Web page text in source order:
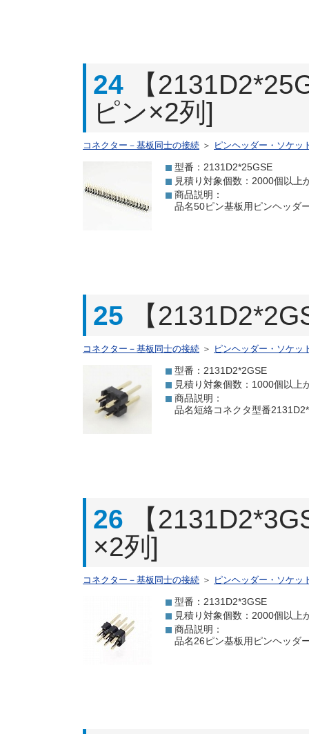
24
【
ピン×2列]
コネクター－基板同士の接続 ＞ ピンヘッダー・ソケッ
型番：2131D2*25GSE
見積り対象個数：2000個以上
商品説明：
品名50ピン基板用ピンヘッダ
25 【
コネクター－基板同士の接続 ＞ ピンヘッダー・ソケッ
型番：2131D2*2GSE
見積り対象個数：1000個以上
商品説明：
品名短絡コネクタ型番
26
【
×2列]
コネクター－基板同士の接続 ＞ ピンヘッダー・ソケッ
型番：2131D2*3GSE
見積り対象個数：2000個以上
商品説明：
品名26ピン基板用ピンヘッダ